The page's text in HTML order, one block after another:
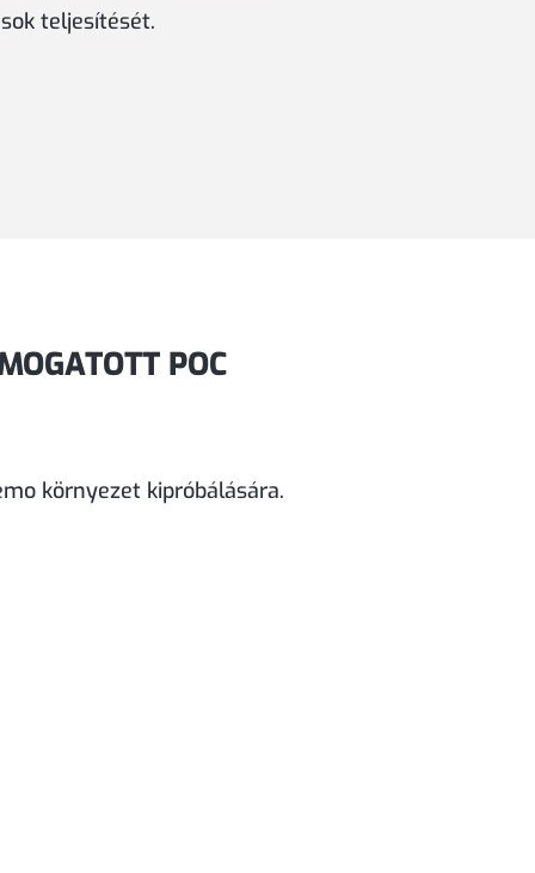
teljesítését.
POC
környezet kipróbálására.